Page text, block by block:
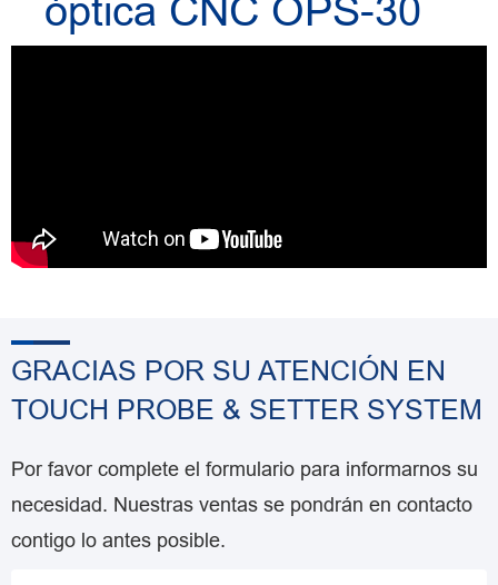
óptica CNC OPS-30
GRACIAS POR SU ATENCIÓN EN
TOUCH PROBE & SETTER SYSTEM
Por favor complete el formulario para informarnos su
necesidad. Nuestras ventas se pondrán en contacto
contigo lo antes posible.